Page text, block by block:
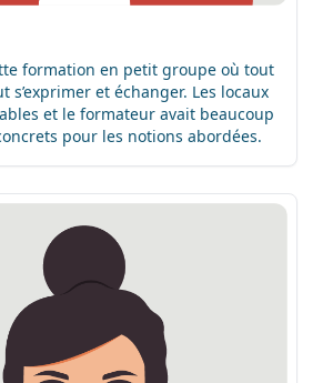
formation en petit groupe où tout
s’exprimer et échanger. Les locaux
et le formateur avait beaucoup
pour les notions abordées.